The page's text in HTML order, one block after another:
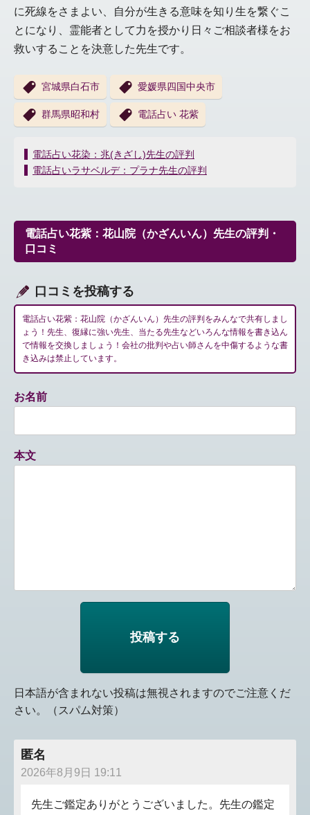
に死線をさまよい、自分が生きる意味を知り生を繋ぐこ
とになり、霊能者として力を授かり日々ご相談者様をお
救いすることを決意した先生です。
宮城県白石市 愛媛県四国中央市
群馬県昭和村 電話占い 花紫
投
稿
ー
シ
ョ
電話占い花染：兆(きざし)先生の評判
電話占いラサベルデ：プラナ先生の評判
電話占い花紫：花山院（かざんいん）先生の評判・
口コミ
口コミを投稿する
電話占い花紫：花山院（かざんいん）先生の評判をみんなで共有しまし
ょう！先生、復縁に強い先生、当たる先生などいろんな情報を書き込ん
で情報を交換しましょう！会社の批判や占い師さんを中傷するような書
き込みは禁止しています。
お名前
本文
日本語が含まれない投稿は無視されますのでご注意くだ
さい。（スパム対策）
匿名
2026年8月9日 19:11
先生ご鑑定ありがとうございました。先生の鑑定